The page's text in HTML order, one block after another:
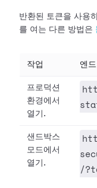
반환된 토큰을 사용
를 여는 다른 방법은
작업 엔
프로덕션
환경에서
열기.
샌드박스
모드에서
열기.
/